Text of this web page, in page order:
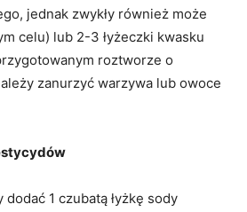
jednak zwykły również może
celu) lub 2-3 łyżeczki kwasku
roztworze o
zanurzyć warzywa lub owoce
1 czubatą łyżkę sody